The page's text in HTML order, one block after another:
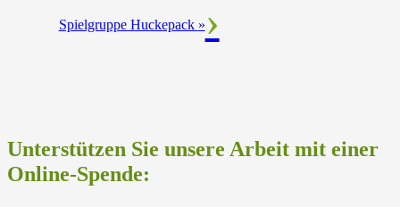
Spielgruppe Huckepack »
Unterstützen Sie unsere Arbeit mit einer
Online-Spende: